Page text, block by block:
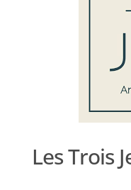
Les Trois